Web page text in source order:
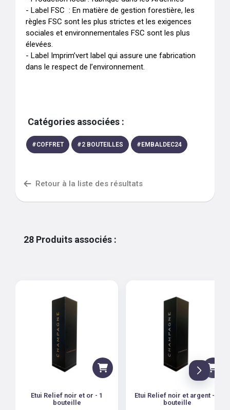
- Label FSC  : En matière de gestion forestière, les
règles FSC sont les plus strictes et les exigences
sociales et environnementales FSC sont les plus
élevées.
- Label Imprim’vert label qui assure une fabrication
dans le respect de l’environnement.
Catégories associées :
#COFFRET #2 BOUTEILLES # EMBALDEC24
Retour à la liste des résultats
28 Produits associés :
Etui Relief noir et or - 1
bouteille
Etui Relief noir et argent - 1
bouteille